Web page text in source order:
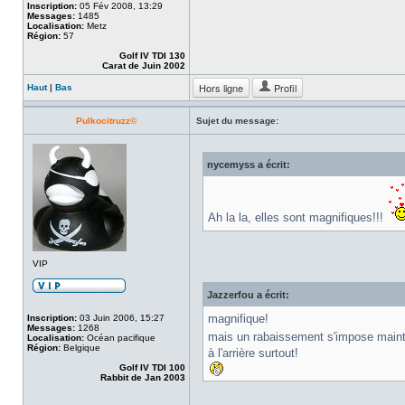
Inscription: 05 Fév 2008, 13:29
Messages: 1485
Localisation: Metz
Région: 57
Golf IV TDI 130
Carat de Juin 2002
Haut| Bas Hors ligne Profil
Pulkocitruzz© Sujet du message:
VIP
Inscription: 03 Juin 2006, 15:27
Messages: 1268
Localisation: Océan pacifique
Région: Belgique
Golf IV TDI 100
Rabbit de Jan 2003
nycemyss a écrit:
Ah la la, elles sont magnifiques!!!
Jazzerfou a écrit:
magnifique!
mais un rabaissement s'impose
à l'arrière surtout!